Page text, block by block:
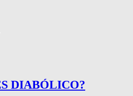
DIABÓLICO?